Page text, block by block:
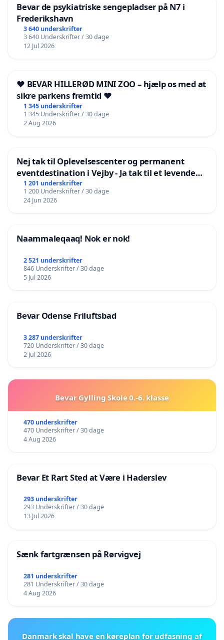
Bevar de psykiatriske sengepladser på N7 i
Frederikshavn
3 640 underskrifter
3 640 Underskrifter / 30 dage
12 Jul 2026
❤️ BEVAR HILLERØD MINI ZOO – hjælp os med at
sikre parkens fremtid ❤️
1 345 underskrifter
1 345 Underskrifter / 30 dage
2 Aug 2026
Nej tak til Oplevelsescenter og permanent
eventdestination i Vejby - Ja tak til et levende
lokalområde i balance
1 201 underskrifter
1 200 Underskrifter / 30 dage
24 Jun 2026
Naammaleqaaq! Nok er nok!
2 521 underskrifter
846 Underskrifter / 30 dage
5 Jul 2026
Bevar Odense Friluftsbad
3 287 underskrifter
720 Underskrifter / 30 dage
2 Jul 2026
Bevar Gylling Skole 0.-6. klasse
470 underskrifter
470 Underskrifter / 30 dage
4 Aug 2026
Bevar Et Rart Sted at Være i Haderslev
293 underskrifter
293 Underskrifter / 30 dage
13 Jul 2026
Sænk fartgrænsen på Rørvigvej
281 underskrifter
281 Underskrifter / 30 dage
4 Aug 2026
Danmark skal have en køreplan for udfasning af